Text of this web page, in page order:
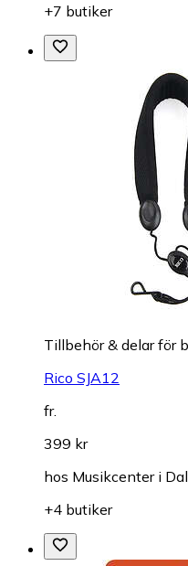
+7 butiker
Tillbehör & delar för
Rico SJA12
fr.
399 kr
hos Musikcenter i
+4 butiker